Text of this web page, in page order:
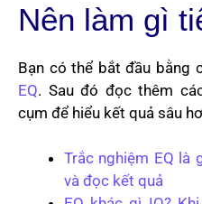
Nên làm gì
Bạn có thể bắt đầu bằng
EQ. Sau đó đọc thêm
cụm để hiểu kết quả sâu
Trắc nghiệm EQ là
và đọc kết quả